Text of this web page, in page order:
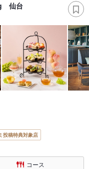
仙台
投稿特典対象店
コース